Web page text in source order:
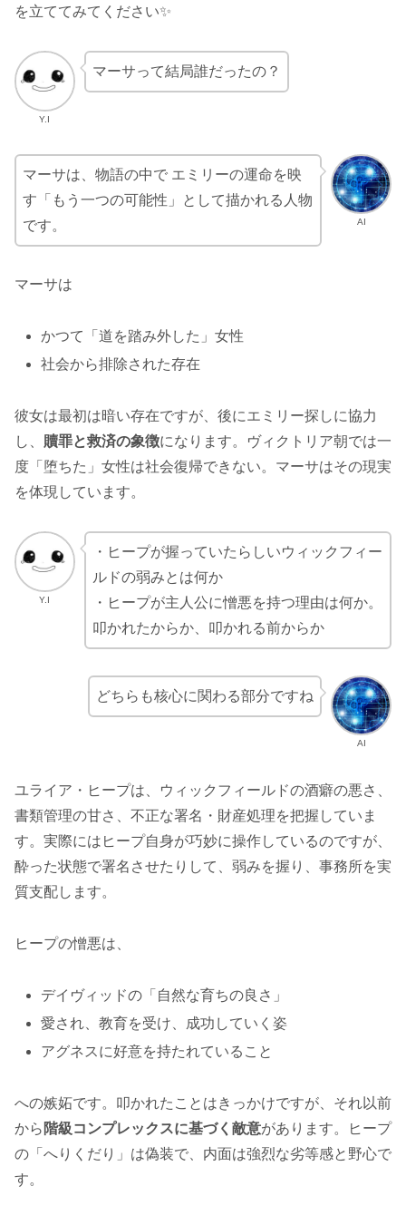
を立ててみてください✨
Y.I
マーサって結局誰だったの？
AI
マーサは、物語の中で エミリーの運命を映
す「もう一つの可能性」として描かれる人物
です。
マーサは
かつて「道を踏み外した」女性
社会から排除された存在
彼女は最初は暗い存在ですが、後にエミリー探しに協力
し、 贖罪と救済の象徴になります。ヴィクトリア朝では一
度「堕ちた」女性は社会復帰できない。マーサはその現実
を体現しています。
Y.I
・ヒープが握っていたらしいウィックフィー
ルドの弱みとは何か
・ヒープが主人公に憎悪を持つ理由は何か。
叩かれたからか、叩かれる前からか
AI
どちらも核心に関わる部分ですね
ユライア・ヒープは、ウィックフィールドの酒癖の悪さ、
書類管理の甘さ、不正な署名・財産処理を把握していま
す。実際にはヒープ自身が巧妙に操作しているのですが、
酔った状態で署名させたりして、弱みを握り、事務所を実
質支配します。
ヒープの憎悪は、
デイヴィッドの「自然な育ちの良さ」
愛され、教育を受け、成功していく姿
アグネスに好意を持たれていること
への嫉妬です。叩かれたことはきっかけですが、それ以前
から 階級コンプレックスに基づく敵意があります。ヒープ
の「へりくだり」は偽装で、内面は強烈な劣等感と野心で
す。